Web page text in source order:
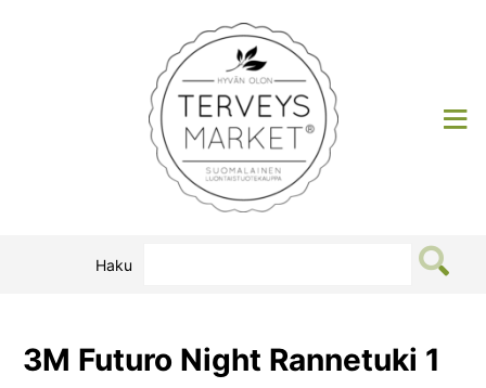
Terveysmarket
Haku
3M Futuro Night Rannetuki 1